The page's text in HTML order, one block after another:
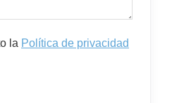
la Política de privacidad